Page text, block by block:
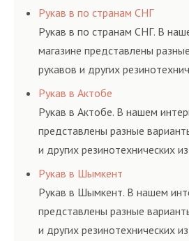
соответствующих ГОСТам,
и нормативам.
Рукав в по странам СНГ
Рукав в по странам СНГ. В
магазине представлены
рукавов и других
соответствующих ГОСТам,
и нормативам.
Рукав в Актобе
Рукав в Актобе. В нашем
представлены разные
и других резинотехнических
соответствующих ГОСТам,
и нормативам.
Рукав в Шымкент
Рукав в Шымкент. В нашем
представлены разные
и других резинотехнических